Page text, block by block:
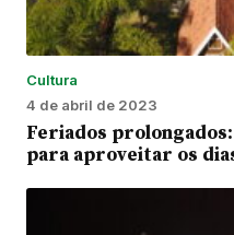
Cultura
4 de abril de 2023
Feriados
para aproveitar os